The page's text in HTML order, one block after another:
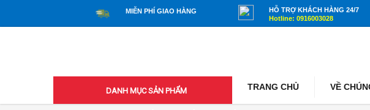
MIỄN PHÍ GIAO HÀNG
HỖ TRỢ KHÁCH HÀNG 24/7
Hotline: 0916003028
DANH MỤC SẢN PHẨM TRANG CHỦ VỀ